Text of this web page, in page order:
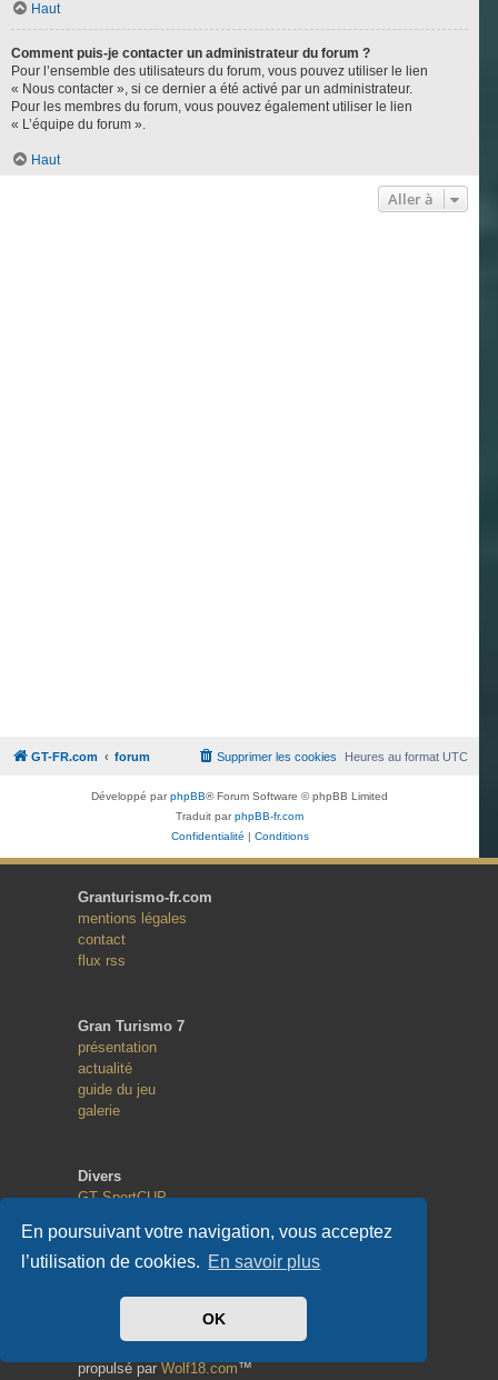
En poursuivant votre navigation, vous acceptez
l’utilisation de cookies. En savoir plus
OK
Haut
Comment puis-je contacter un administrateur du forum ?
Pour l’ensemble des utilisateurs du forum, vous pouvez utiliser le lien
« Nous contacter », si ce dernier a été activé par un administrateur.
Pour les membres du forum, vous pouvez également utiliser le lien
« L’équipe du forum ».
Haut
Aller à
GT-FR.com forum Heures au formatUTC
Supprimer les cookies
Développé parphpBB® Forum Software © phpBB Limited
Traduit parphpBB-fr.com
Confidentialité
Conditions
Granturismo-fr.com
mentions légales
contact
flux rss
Gran Turismo 7
présentation
actualité
guide du jeu
galerie
Divers
GT SportCUP
Random Race
Copyright
propulsé par Wolf18.com™